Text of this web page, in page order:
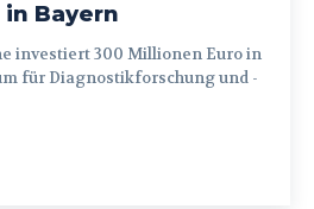
Bayern
für Diagnostikforschung und -